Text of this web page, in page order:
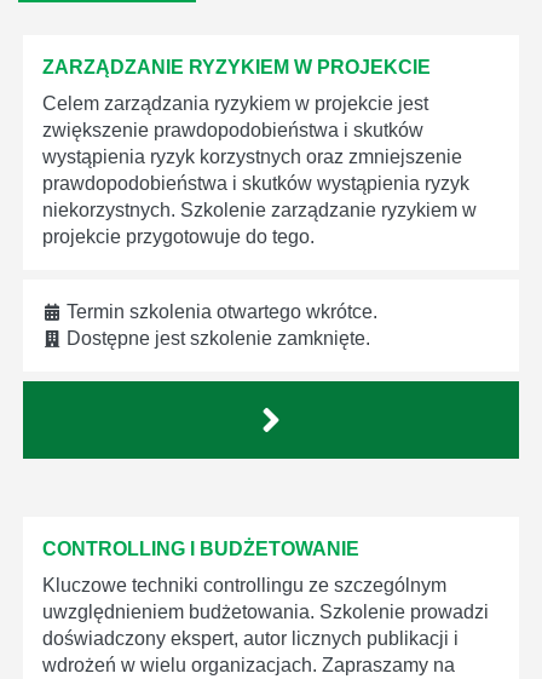
ZARZĄDZANIE RYZYKIEM W PROJEKCIE
Celem zarządzania ryzykiem w projekcie jest
zwiększenie prawdopodobieństwa i skutków
wystąpienia ryzyk korzystnych oraz zmniejszenie
prawdopodobieństwa i skutków wystąpienia ryzyk
niekorzystnych. Szkolenie zarządzanie ryzykiem w
projekcie przygotowuje do tego.
Termin szkolenia otwartego wkrótce.
Dostępne jest szkolenie zamknięte.
CONTROLLING I BUDŻETOWANIE
Kluczowe techniki controllingu ze szczególnym
uwzględnieniem budżetowania. Szkolenie prowadzi
doświadczony ekspert, autor licznych publikacji i
wdrożeń w wielu organizacjach. Zapraszamy na